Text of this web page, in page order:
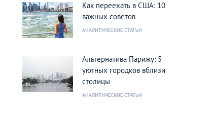
Как переехать в США: 10
важных советов
АНАЛИТИЧЕСКИЕ СТАТЬИ
Альтернатива Парижу: 5
уютных городков вблизи
столицы
АНАЛИТИЧЕСКИЕ СТАТЬИ